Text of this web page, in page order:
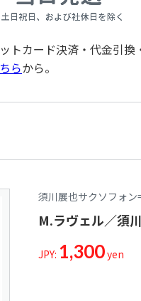
トカード決済・代金引
らから。
須川展也サクソフォ
M.ラヴェル／須
JPY: 1,300yen